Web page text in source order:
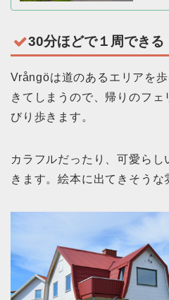
30分ほどで１周できる
Vrångöは道のあるエリアを
きてしまうので、帰りのフ
びり歩きます。
カラフルだったり、可愛ら
きます。絵本に出てきそうな